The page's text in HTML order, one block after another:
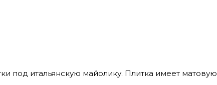
под итальянскую майолику. Плитка имеет матовую